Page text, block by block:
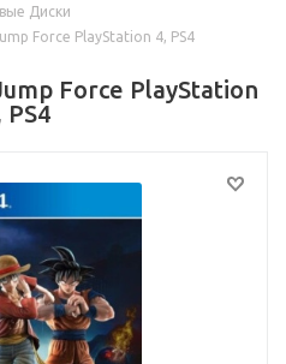
Диски
Force PlayStation 4, PS4
Force PlayStation
PS4